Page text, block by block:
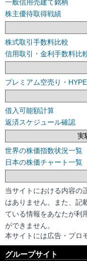
一般信用売建て銘柄
株主優待取得戦績
株式取引手数料比較
信用取引・金利手数料比
プレミアム空売り・
借入可能額計算
返済スケジュール確認
実
世界の株価指数状況一覧
日本の株価チャート一覧
当サイトにおける内容の
はありません。また、記
ている情報をあなたが利
ができません。
本サイトには広告・プロ
グループサイト